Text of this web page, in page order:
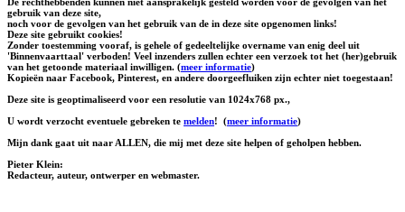
gebruik van deze site,
noch voor de gevolgen van het gebruik van de in deze site opgenomen links!
Deze site gebruikt cookies!
Zonder toestemming vooraf, is gehele of gedeeltelijke overname van enig deel uit
'Binnenvaarttaal' verboden! Veel inzenders zullen echter een verzoek tot het (her)gebruik
van het getoonde materiaal inwilligen. (meer informatie)
Kopieën naar Facebook, Pinterest, en andere doorgeefluiken zijn echter niet toegestaan!
Deze site is geoptimaliseerd voor een resolutie van 1024x768 px.,
U wordt verzocht eventuele gebreken te melden! (meer informatie)
Mijn dank gaat uit naar ALLEN, die mij met deze site helpen of geholpen hebben.
Pieter Klein:
Redacteur, auteur, ontwerper en webmaster.